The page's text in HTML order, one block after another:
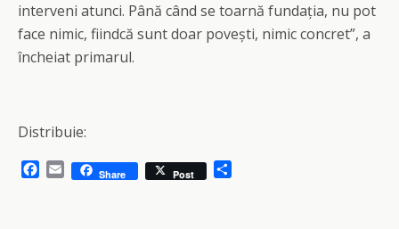
interveni atunci. Până când se toarnă fundația, nu pot
face nimic, fiindcă sunt doar povești, nimic concret”, a
încheiat primarul.
Distribuie:
E
Share Post